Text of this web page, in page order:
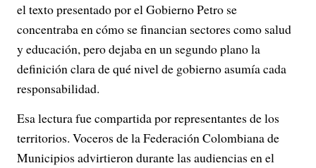
el texto presentado por el Gobierno Petro se
concentraba en cómo se financian sectores como salud
y educación, pero dejaba en un segundo plano la
definición clara de qué nivel de gobierno asumía cada
responsabilidad.
Esa lectura fue compartida por representantes de los
territorios. Voceros de la Federación Colombiana de
Municipios advirtieron durante las audiencias en el